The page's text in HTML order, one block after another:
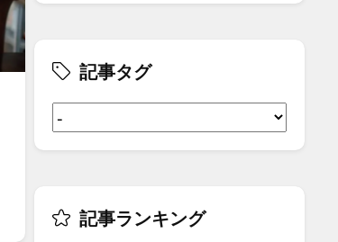
記事タグ
記事ランキング